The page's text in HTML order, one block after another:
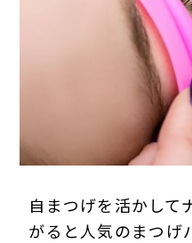
プライバシーポリシー
自まつげを活かして
がると人気のまつげ